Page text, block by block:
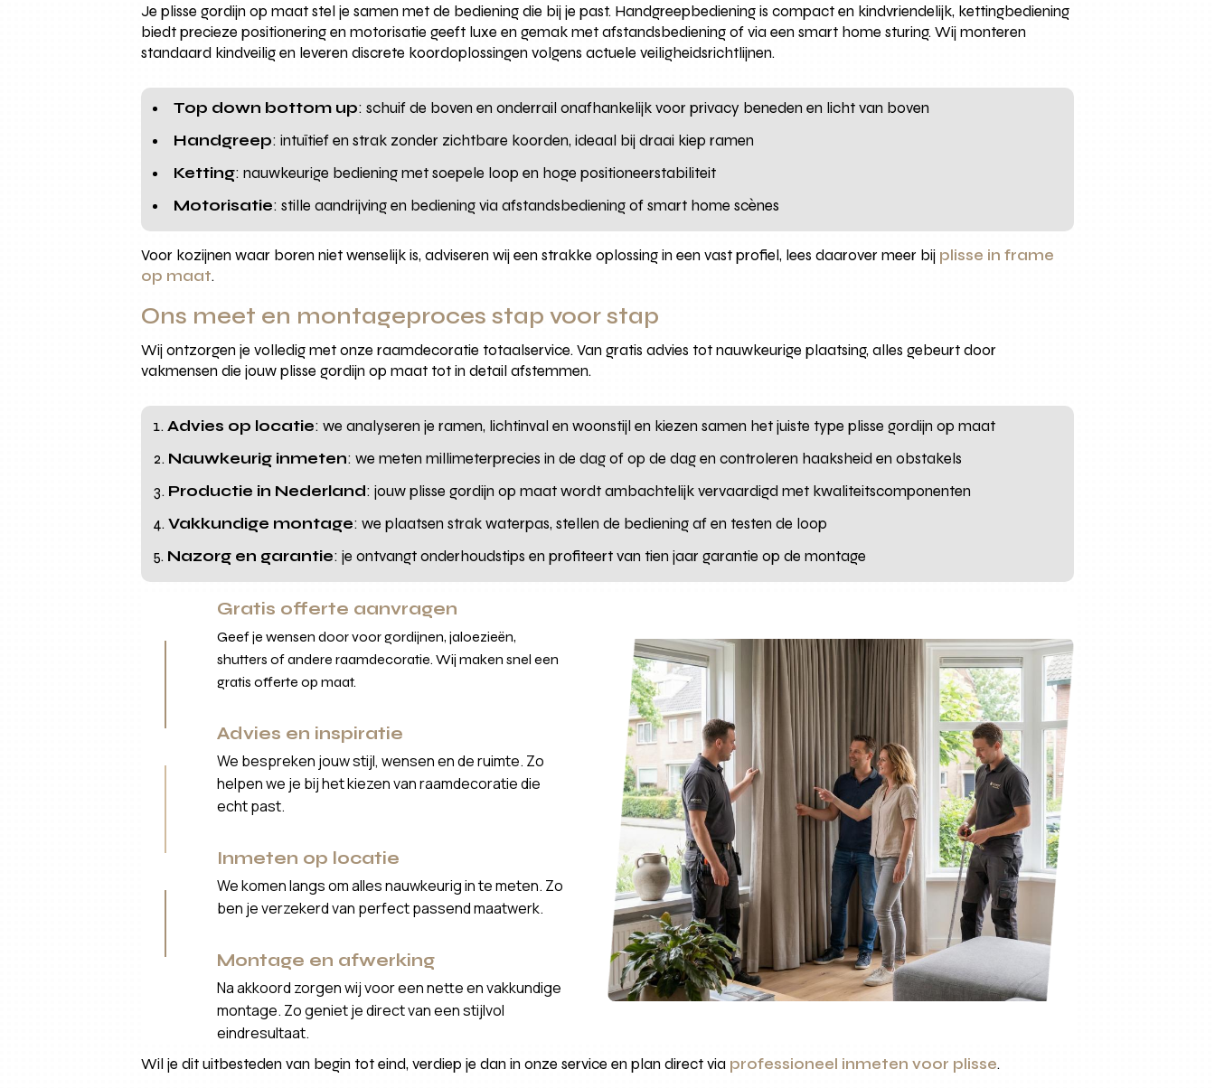
Je plisse gordijn op maat stel je samen met de bediening die bij je past. Handgreepbediening is compact en kindvriendelijk, kettingbediening
biedt precieze positionering en motorisatie geeft luxe en gemak met afstandsbediening of via een smart home sturing. Wij monteren
standaard kindveilig en leveren discrete koordoplossingen volgens actuele veiligheidsrichtlijnen.
Top down bottom up: schuif de boven en onderrail onafhankelijk voor privacy beneden en licht van boven
Handgreep: intuïtief en strak zonder zichtbare koorden, ideaal bij draai kiep ramen
Ketting: nauwkeurige bediening met soepele loop en hoge positioneerstabiliteit
Motorisatie: stille aandrijving en bediening via afstandsbediening of smart home scènes
Voor kozijnen waar boren niet wenselijk is, adviseren wij een strakke oplossing in een vast profiel, lees daarover meer bij plisse in frame
op maat.
Ons meet en montageproces stap voor stap
Wij ontzorgen je volledig met onze raamdecoratie totaalservice. Van gratis advies tot nauwkeurige plaatsing, alles gebeurt door
vakmensen die jouw plisse gordijn op maat tot in detail afstemmen.
Advies op locatie: we analyseren je ramen, lichtinval en woonstijl en kiezen samen het juiste type plisse gordijn op maat
Nauwkeurig inmeten: we meten millimeterprecies in de dag of op de dag en controleren haaksheid en obstakels
Productie in Nederland: jouw plisse gordijn op maat wordt ambachtelijk vervaardigd met kwaliteitscomponenten
Vakkundige montage: we plaatsen strak waterpas, stellen de bediening af en testen de loop
Nazorg en garantie: je ontvangt onderhoudstips en profiteert van tien jaar garantie op de montage
Gratis offerte aanvragen
Geef je wensen door voor gordijnen, jaloezieën,
shutters of andere raamdecoratie. Wij maken snel een
gratis offerte op maat.
Advies en inspiratie
We bespreken jouw stijl, wensen en de ruimte. Zo
helpen we je bij het kiezen van raamdecoratie die
echt past.
Inmeten op locatie
We komen langs om alles nauwkeurig in te meten. Zo
ben je verzekerd van perfect passend maatwerk.
Montage en afwerking
Na akkoord zorgen wij voor een nette en vakkundige
montage. Zo geniet je direct van een stijlvol
eindresultaat.
Wil je dit uitbesteden van begin tot eind, verdiep je dan in onze service en plan direct via professioneel inmeten voor plisse.